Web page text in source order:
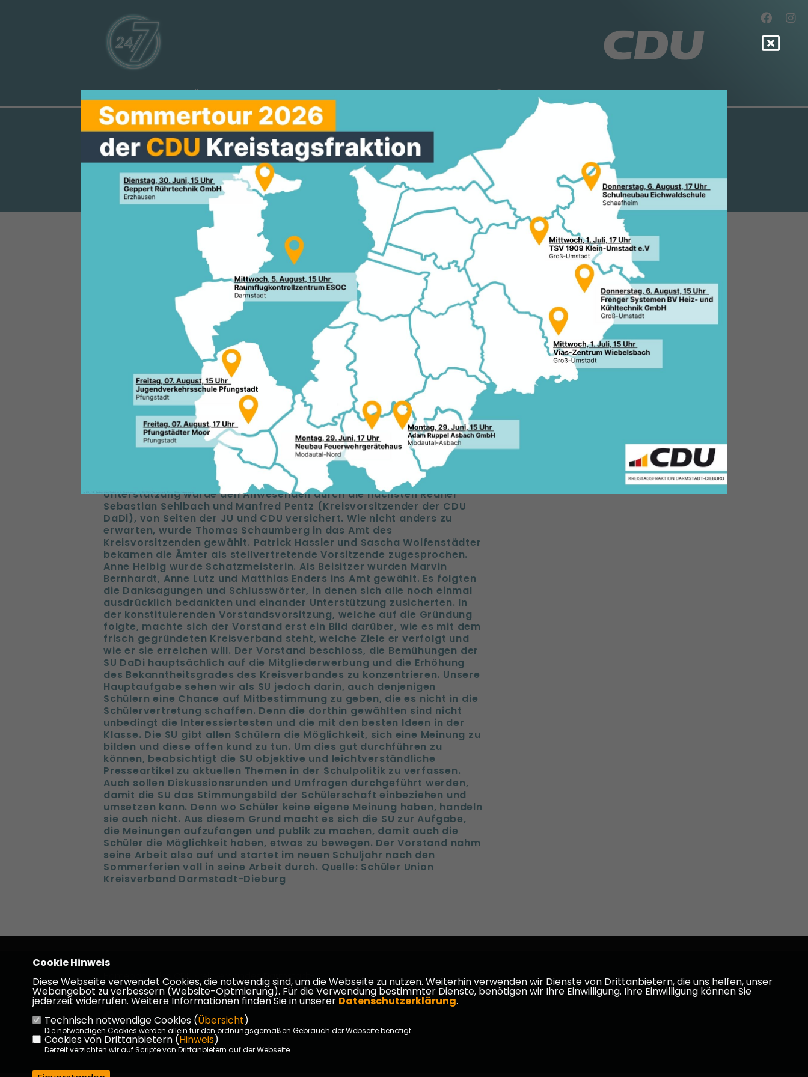
Aktuelles Über uns Vereinigungen Arbeitskreise Mitmachen
SCHÜLER UNION DARMSTADT-DIEBURG NEU
GEGRÜNDET
Thomas Schaumberg aus Groß-Umstadt neuer SU-Vorsitzender Am 8.
Juli wurde im Groß-Umstädter Gasthaus „Zum Lamm“ die Schüler
Union Darmstadt-Dieburg wieder neu gegründet. Hessens größte
Schülerorganisation wächst damit um einen weiteren Kreisverband,
der ursprünglich ihr erster war. Denn der damalige Kreisverband von
1973 existiert schon seit einigen Jahren nicht mehr. Deshalb sah es
Thomas Schaumberg (Kreisvorsitzender) als seine Aufgabe, diesen
historischen Kreisverband wieder neu zu beleben. Bei dieser
Gründungsveranstaltung waren die Kreisvorsitzenden der CDU sowie
der JU zu gegen. Als Thomas Schaumberg das Wort ergriff, bedankte
er sich noch einmal nachhaltig für die Unterstützung der Anwesenden,
besonders für die aus den Reihen der CDU und JU. Auch betonte er
noch einmal wie wichtig die Gründung des Kreisverbandes DaDi ist.
Denn die Schüler Union ist die Anlaufstelle für Schüler, die sich aktiv in
die Schulpolitik einbringen wollen. Durch ihre Größe hat sie einiges an
Macht und wird von vielen Parteien unterstützt, obwohl sie
parteiunabhängig ist. Die Schüler Union sieht sich darüber hinaus als
Sprachrohr für alle bürgerlichen, konservativen, liberalen, christlichen
und demokratischen Schülern. Aber auch für alle anderen an Politik
und Spaß Interessierten ist die Schüler Union eine Auffangstelle. Diese
Unterstützung wurde den Anwesenden durch die nächsten Redner
Sebastian Sehlbach und Manfred Pentz (Kreisvorsitzender der CDU
DaDi), von Seiten der JU und CDU versichert. Wie nicht anders zu
erwarten, wurde Thomas Schaumberg in das Amt des
Kreisvorsitzenden gewählt. Patrick Hassler und Sascha Wolfenstädter
bekamen die Ämter als stellvertretende Vorsitzende zugesprochen.
Anne Helbig wurde Schatzmeisterin. Als Beisitzer wurden Marvin
Bernhardt, Anne Lutz und Matthias Enders ins Amt gewählt. Es folgten
die Danksagungen und Schlusswörter, in denen sich alle noch einmal
ausdrücklich bedankten und einander Unterstützung zusicherten. In
der konstituierenden Vorstandsvorsitzung, welche auf die Gründung
folgte, machte sich der Vorstand erst ein Bild darüber, wie es mit dem
frisch gegründeten Kreisverband steht, welche Ziele er verfolgt und
wie er sie erreichen will. Der Vorstand beschloss, die Bemühungen der
SU DaDi hauptsächlich auf die Mitgliederwerbung und die Erhöhung
des Bekanntheitsgrades des Kreisverbandes zu konzentrieren. Unsere
Hauptaufgabe sehen wir als SU jedoch darin, auch denjenigen
Schülern eine Chance auf Mitbestimmung zu geben, die es nicht in die
Schülervertretung schaffen. Denn die dorthin gewählten sind nicht
unbedingt die Interessiertesten und die mit den besten Ideen in der
Klasse. Die SU gibt allen Schülern die Möglichkeit, sich eine Meinung zu
bilden und diese offen kund zu tun. Um dies gut durchführen zu
können, beabsichtigt die SU objektive und leichtverständliche
Presseartikel zu aktuellen Themen in der Schulpolitik zu verfassen.
Auch sollen Diskussionsrunden und Umfragen durchgeführt werden,
damit die SU das Stimmungsbild der Schülerschaft einbeziehen und
umsetzen kann. Denn wo Schüler keine eigene Meinung haben, handeln
sie auch nicht. Aus diesem Grund macht es sich die SU zur Aufgabe,
die Meinungen aufzufangen und publik zu machen, damit auch die
Schüler die Möglichkeit haben, etwas zu bewegen. Der Vorstand nahm
seine Arbeit also auf und startet im neuen Schuljahr nach den
Sommerferien voll in seine Arbeit durch. Quelle: Schüler Union
Kreisverband Darmstadt-Dieburg
08.07.2006, 17:34 Uhr
Homepage des CDU Kreisverbandes Darmstadt-
Dieburg
Impressum Datenschutz Kontakt
Cookie Hinweis
Diese Webseite verwendet Cookies, die notwendig sind, um die Webseite zu nutzen. Weiterhin verwenden wir Dienste von Drittanbietern, die uns helfen, unser
Webangebot zu verbessern (Website-Optmierung). Für die Verwendung bestimmter Dienste, benötigen wir Ihre Einwilligung. Ihre Einwilligung können Sie
jederzeit widerrufen. Weitere Informationen finden Sie in unserer Datenschutzerklärung.
Technisch notwendige Cookies (Übersicht)
Die notwendigen Cookies werden allein für den ordnungsgemäßen Gebrauch der Webseite benötigt.
Cookies von Drittanbietern (Hinweis)
Derzeit verzichten wir auf Scripte von Drittanbietern auf der Webseite.